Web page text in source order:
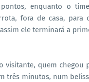
enquanto o
fora de casa, para
ele terminará a
visitante, quem chegou
três minutos, num